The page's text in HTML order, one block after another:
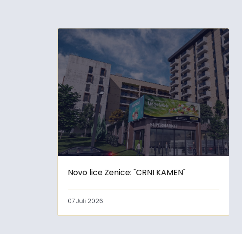
Novo lice Zenice: "CRNI KAMEN"
07 Juli 2026